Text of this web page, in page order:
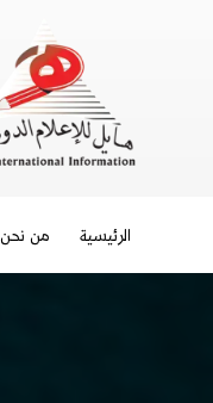
الرئيسية من نحن